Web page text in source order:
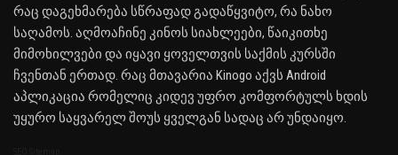
რაც დაგეხმარება სწრაფად გადაწყვიტო, რა ნახო
საღამოს. აღმოაჩინე კინოს სიახლეები, წაიკითხე
მიმოხილვები და იყავი ყოველთვის საქმის კურსში
ჩვენთან ერთად. რაც მთავარია Kinogo აქვს Android
აპლიკაცია რომელიც კიდევ უფრო კომფორტულს ხდის
უყურო საყვარელ შოუს ყველგან სადაც არ უნდაიყო.